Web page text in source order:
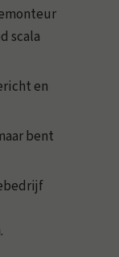
scala
en
bent